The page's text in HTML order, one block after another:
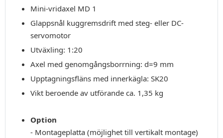
Mini-vridaxel MD 1
Glappsnål kuggremsdrift med steg- eller DC-
servomotor
Utväxling: 1:20
Axel med genomgångsborrning: d=9 mm
Upptagningsfläns med innerkägla: SK20
Vikt beroende av utförande ca. 1,35 kg
Option
- Montageplatta (möjlighet till vertikalt montage)